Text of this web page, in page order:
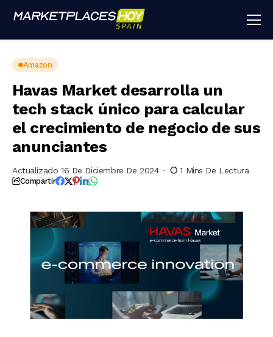
Amazon
Havas Market desarrolla un
tech stack único para calcular
el crecimiento de negocio de sus
anunciantes
Actualizado 16 De Diciembre De 2024 1 Mins De Lectura
Compartir